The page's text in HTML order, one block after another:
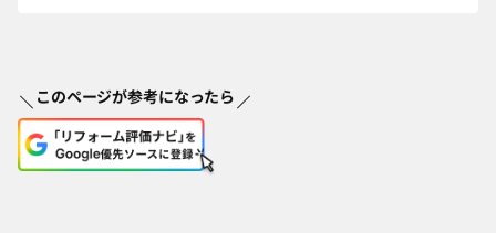
このページが参考になったら